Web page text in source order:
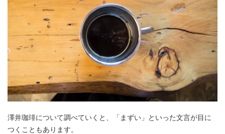
澤井珈琲について調べていくと、「まずい」といった文言が目に
つくこともあります。